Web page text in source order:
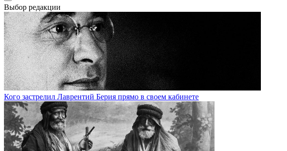
Выбор редакции
Кого застрелил Лаврентий Берия прямо в своем кабинете